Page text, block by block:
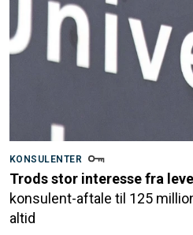
KONSULENTER
Trods stor interesse fra
konsulent-aftale til 125
altid